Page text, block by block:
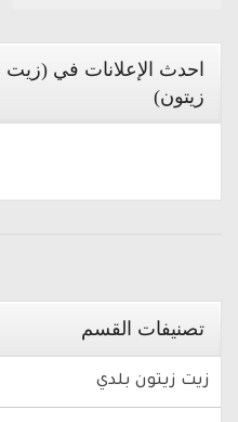
احدث الإعلانات في (زيت
زيتون)
تصنيفات القسم
زيت زيتون بلدي